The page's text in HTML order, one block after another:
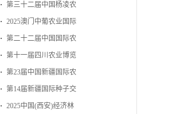
（湖南）农业博览会
第三十二届中国杨凌农
业高新科技成果博览会
2025澳门中葡农业国际
博览会
第二十二届中国国际农
产品交易会
第十一届四川农业博览
会第23届中国新疆国际农
业博览会
第14届新疆国际种子交
易会2025中国(西安)经济林